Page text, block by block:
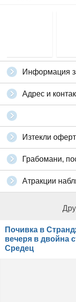
Информация
Адрес и
Изтекли
Грабомани,
Атракции
Почивка в
вечеря в двойна
Средец